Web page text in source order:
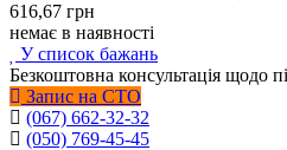
616,67 грн
немає в наявності
У список бажань
Безкоштовна консультація щодо
Запис на СТО
(067) 662-32-32
(050) 769-45-45